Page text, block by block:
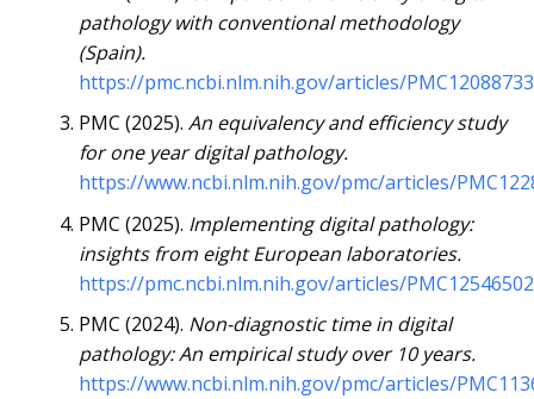
pathology with conventional methodology
(Spain).
https://pmc.ncbi.nlm.nih.gov/articles/
PMC (2025). An equivalency and efficiency study
for one year digital pathology.
https://www.ncbi.nlm.nih.gov/pmc/articles/
PMC (2025). Implementing digital pathology:
insights from eight European laboratories.
https://pmc.ncbi.nlm.nih.gov/articles/
PMC (2024). Non-diagnostic time in digital
pathology: An empirical study over 10 years.
https://www.ncbi.nlm.nih.gov/pmc/articles/